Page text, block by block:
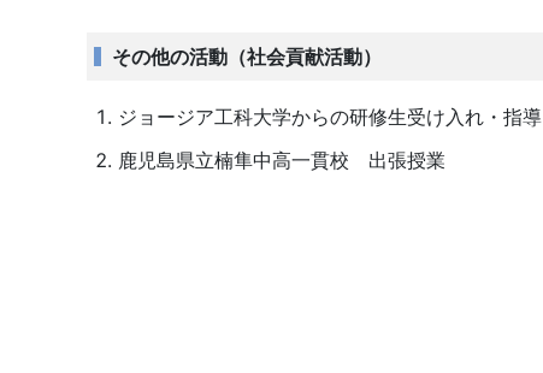
その他の活動（社会貢献活動）
ジョージア工科大学からの研修生受け入れ・指導
鹿児島県立楠隼中高一貫校 出張授業